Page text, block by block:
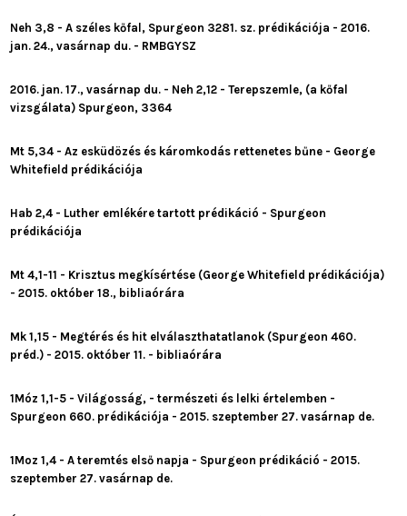
Neh 3,8 - A széles kőfal, Spurgeon 3281. sz. prédikációja - 2016.
jan. 24., vasárnap du. - RMBGYSZ
2016. jan. 17., vasárnap du. - Neh 2,12 - Terepszemle, (a kőfal
vizsgálata) Spurgeon, 3364
Mt 5,34 - Az esküdözés és káromkodás rettenetes bűne - George
Whitefield prédikációja
Hab 2,4 - Luther emlékére tartott prédikáció - Spurgeon
prédikációja
Mt 4,1-11 - Krisztus megkísértése (George Whitefield prédikációja)
- 2015. október 18., bibliaórára
Mk 1,15 - Megtérés és hit elválaszthatatlanok (Spurgeon 460.
préd.) - 2015. október 11. - bibliaórára
1Móz 1,1-5 - Világosság, - természeti és lelki értelemben -
Spurgeon 660. prédikációja - 2015. szeptember 27. vasárnap de.
1Moz 1,4 - A teremtés első napja - Spurgeon prédikáció - 2015.
szeptember 27. vasárnap de.